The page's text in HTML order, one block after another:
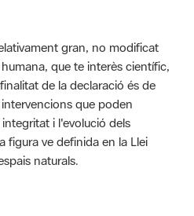
que poden
i l'evolució dels
figura ve definida en la Llei
naturals.
valors naturals qualificats, la